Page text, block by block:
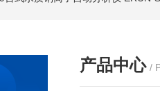
产品中心 /